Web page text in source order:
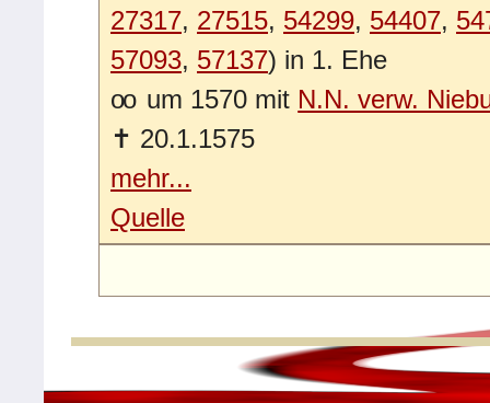
27317, 27515, 54299, 54407,
57093, 57137) in 1. Ehe
oo um 1570 mit N.N. verw.
✝ 20.1.1575
mehr...
Quelle